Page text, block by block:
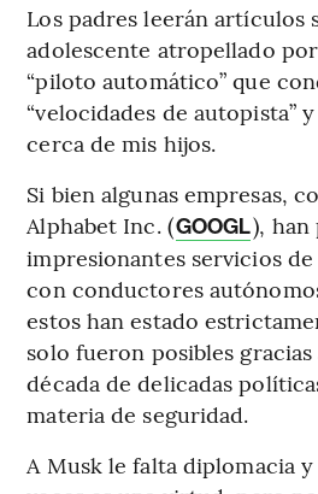
Los padres leerán artículos
adolescente atropellado
“piloto automático” que
“velocidades de autopista”
cerca de mis hijos.
Si bien algunas empresas,
Alphabet Inc. (GOOGL),
impresionantes servicios
con conductores
estos han estado
solo fueron posibles gracias
década de delicadas
materia de seguridad.
A Musk le falta diplomacia